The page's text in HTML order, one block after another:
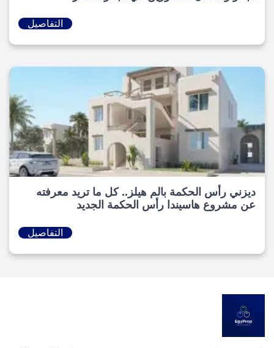
التفاصيل
ديزني رأس الحكمة بالم هيلز.. كل ما تريد معرفته
عن مشروع هاسيندا رأس الحكمة الجديد
التفاصيل